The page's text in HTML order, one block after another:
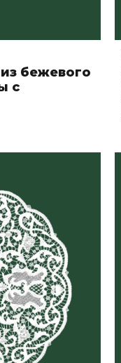
бежевого
с